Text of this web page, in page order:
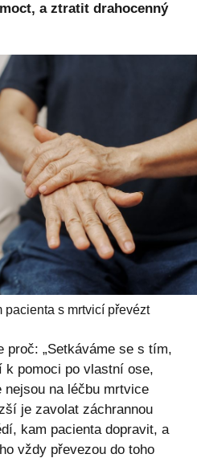
a ztratit drahocenný
s mrtvicí převézt
proč: „Setkáváme se s tím,
pomoci po vlastní ose,
na léčbu mrtvice
je zavolat záchrannou
kam pacienta dopravit, a
vždy převezou do toho